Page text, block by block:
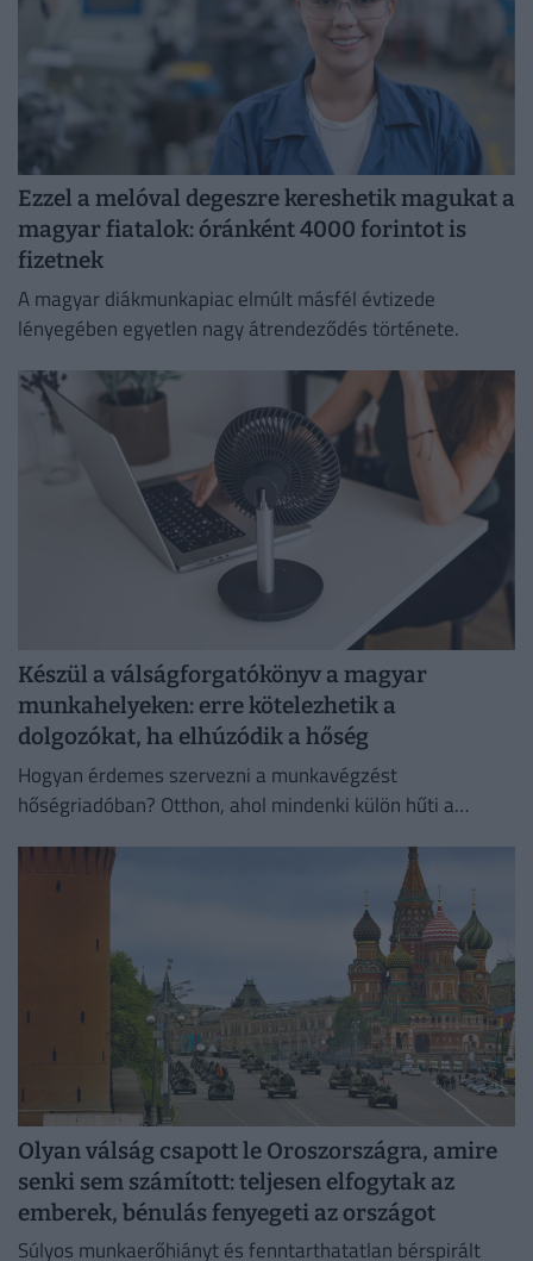
Ezzel a melóval degeszre kereshetik magukat a
magyar fiatalok: óránként 4000 forintot is
fizetnek
A magyar diákmunkapiac elmúlt másfél évtizede
lényegében egyetlen nagy átrendeződés története.
Készül a válságforgatókönyv a magyar
munkahelyeken: erre kötelezhetik a
dolgozókat, ha elhúzódik a hőség
Hogyan érdemes szervezni a munkavégzést
hőségriadóban? Otthon, ahol mindenki külön hűti a
irodaházban, ahol a hűtés központilag működik.
Olyan válság csapott le Oroszországra, amire
senki sem számított: teljesen elfogytak az
emberek, bénulás fenyegeti az országot
Súlyos munkaerőhiányt és fenntarthatatlan bérspirált